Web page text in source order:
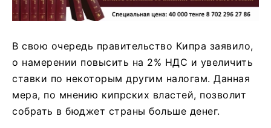
В свою очередь правительство Кипра заявило,
о намерении повысить на 2% НДС и увеличить
ставки по некоторым другим налогам. Данная
мера, по мнению кипрских властей, позволит
собрать в бюджет страны больше денег.